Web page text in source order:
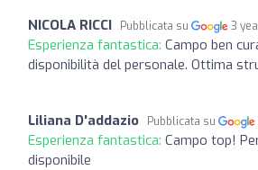
NICOLA RICCI Pubblicata su 3
Esperienza fantastica: Campo ben
disponibilità del personale. Ottima
Liliana D'addazio Pubblicata su
Esperienza fantastica: Campo top!
disponibile